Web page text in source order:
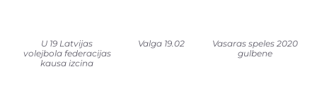
U 19 Latvijas
volejbola federacijas
kausa izcina
Valga 19.02
Vasaras speles 2020
gulbene